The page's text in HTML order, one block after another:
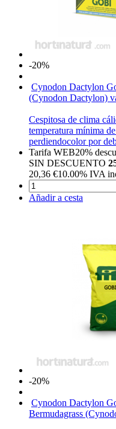
-20%
Cynodon Dactylon
(Cynodon Dactylon)
Cespitosa de clima
temperatura mínima
perdiendocolor por
Tarifa WEB20%
SIN DESCUENTO
20,36 €10.00% IVA
Añadir a cesta
-20%
Cynodon Dactylon
Bermudagrass